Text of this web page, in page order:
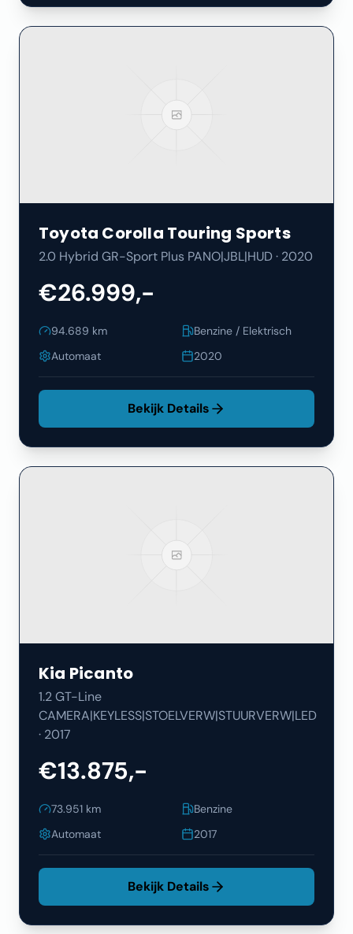
Toyota Corolla Touring Sports
2.0 Hybrid GR-Sport Plus PANO|JBL|HUD· 2020
€26.999,-
94.689 km
Benzine / Elektrisch
Automaat
2020
Bekijk Details
Kia Picanto
1.2 GT-Line
CAMERA|KEYLESS|STOELVERW|STUURVERW|LED
· 2017
€13.875,-
73.951 km
Benzine
Automaat
2017
Bekijk Details